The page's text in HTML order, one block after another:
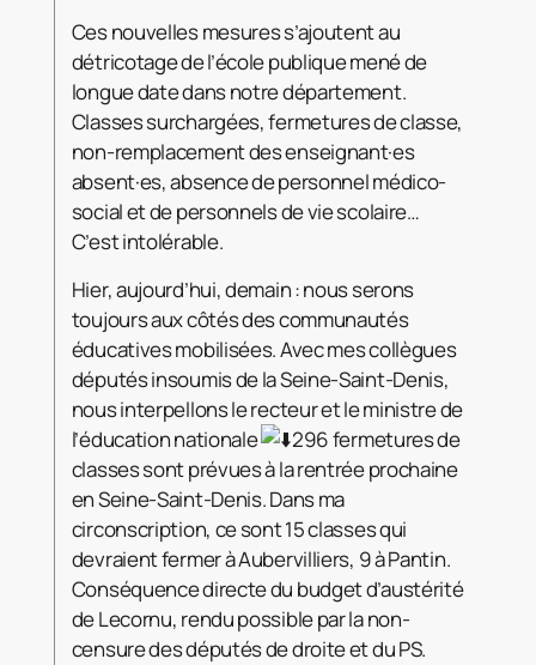
Ces nouvelles mesures s’ajoutent au
détricotage de l’école publique mené de
longue date dans notre département.
Classes surchargées, fermetures de classe,
non-remplacement des enseignant·es
absent·es, absence de personnel médico-
social et de personnels de vie scolaire…
C’est intolérable.
Hier, aujourd’hui, demain : nous serons
toujours aux côtés des communautés
éducatives mobilisées. Avec mes collègues
députés insoumis de la Seine-Saint-Denis,
nous interpellons le recteur et le ministre de
l’éducation nationale
296 fermetures de
classes sont prévues à la rentrée prochaine
en Seine-Saint-Denis. Dans ma
circonscription, ce sont 15 classes qui
devraient fermer à Aubervilliers, 9 à Pantin.
Conséquence directe du budget d’austérité
de Lecornu, rendu possible par la non-
censure des députés de droite et du PS.